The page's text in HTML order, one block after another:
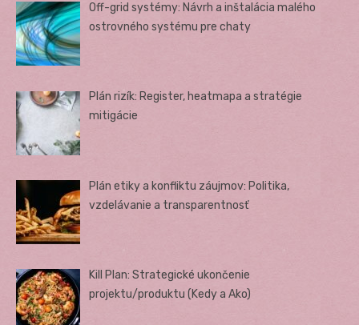
Off-grid systémy: Návrh a inštalácia malého
ostrovného systému pre chaty
Plán rizík: Register, heatmapa a stratégie
mitigácie
Plán etiky a konfliktu záujmov: Politika,
vzdelávanie a transparentnosť
Kill Plan: Strategické ukončenie
projektu/produktu (Kedy a Ako)